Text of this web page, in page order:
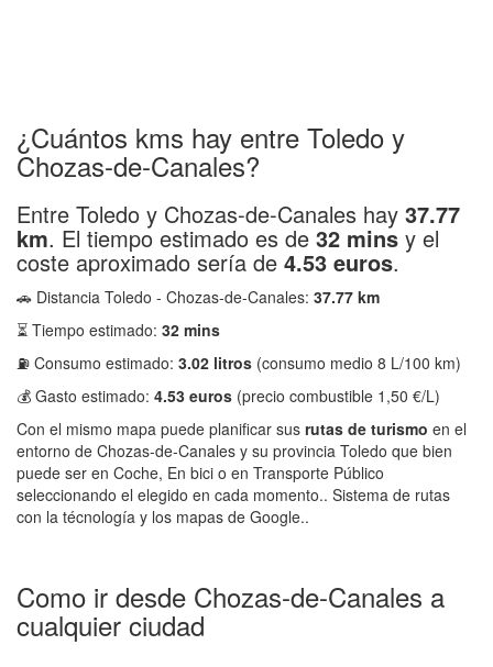
¿Cuántos kms hay entre Toledo y
Chozas-de-Canales?
Entre Toledo y Chozas-de-Canales hay 37.77
km. El tiempo estimado es de 32 mins y el
coste aproximado sería de 4.53 euros.
🚗 Distancia Toledo - Chozas-de-Canales: 37.77 km
⏳ Tiempo estimado: 32 mins
⛽ Consumo estimado: 3.02 litros (consumo medio 8 L/100 km)
💰 Gasto estimado: 4.53 euros (precio combustible 1,50 €/L)
Con el mismo mapa puede planificar sus rutas de turismo en el
entorno de Chozas-de-Canales y su provincia Toledo que bien
puede ser en Coche, En bici o en Transporte Público
seleccionando el elegido en cada momento.. Sistema de rutas
con la técnología y los mapas de Google..
Como ir desde Chozas-de-Canales a
cualquier ciudad